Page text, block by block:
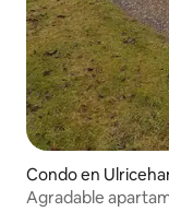
Condo en